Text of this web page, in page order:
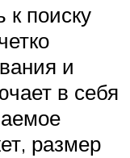
к поиску
и
в себя
размер